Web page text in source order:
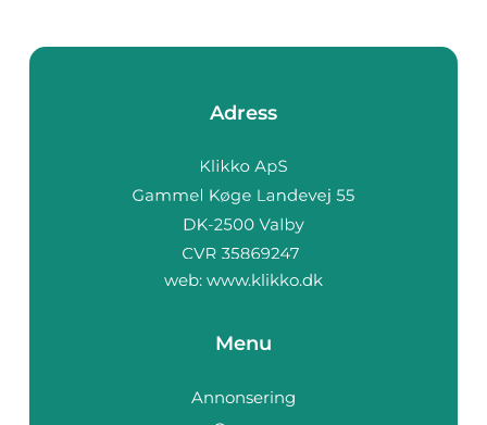
Adress
web: www.klikko.dk
Menu
Annonsering